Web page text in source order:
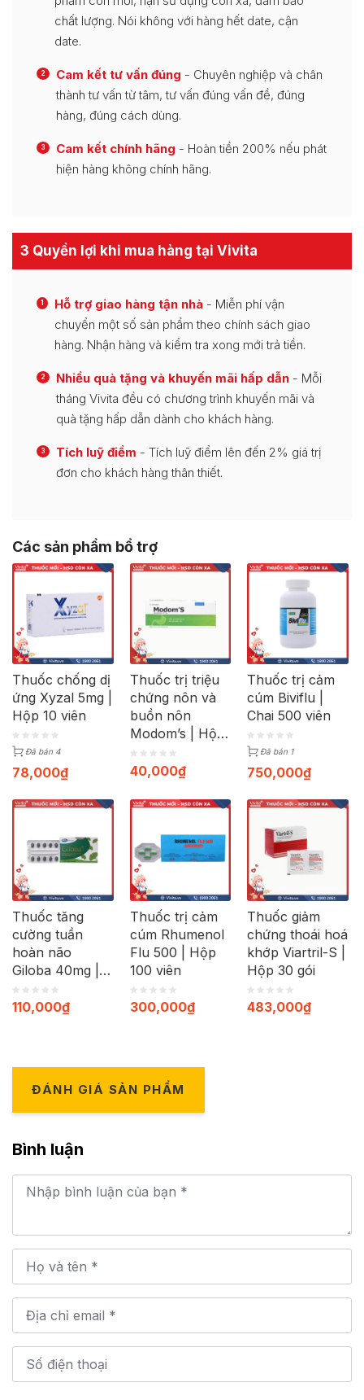
chất lượng. Nói không với hàng hết date, cận
date.
2 Cam kết tư vấn đúng - Chuyên nghiệp và chân
thành tư vấn từ tâm, tư vấn đúng vấn đề, đúng
hàng, đúng cách dùng.
3 Cam kết chính hãng - Hoàn tiền 200% nếu phát
hiện hàng không chính hãng.
3 Quyền lợi khi mua hàng tại Vivita
1 Hỗ trợ giao hàng tận nhà - Miễn phí vận
chuyển một số sản phẩm theo chính sách giao
hàng. Nhận hàng và kiểm tra xong mới trả tiền.
2 Nhiều quà tặng và khuyến mãi hấp dẫn - Mỗi
tháng Vivita đều có chương trình khuyến mãi và
quà tặng hấp dẫn dành cho khách hàng.
3 Tích luỹ điểm - Tích luỹ điểm lên đến 2% giá trị
đơn cho khách hàng thân thiết.
Các sản phẩm bổ trợ
Thuốc chống dị
ứng Xyzal 5mg |
Hộp 10 viên
Đã bán 4
78,000₫
Thuốc trị triệu
chứng nôn và
buồn nôn
Modom’s | Hộp
100 viên
40,000₫
Thuốc trị cảm
cúm Biviflu |
Chai 500 viên
Đã bán 1
750,000₫
Thuốc tăng
cường tuần
hoàn não
Giloba 40mg |
Hộp 30 viên
110,000₫
Thuốc trị cảm
cúm Rhumenol
Flu 500 | Hộp
100 viên
300,000₫
Thuốc giảm
chứng thoái hoá
khớp Viartril-S |
Hộp 30 gói
483,000₫
ĐÁNH GIÁ SẢN PHẨM
Bình luận